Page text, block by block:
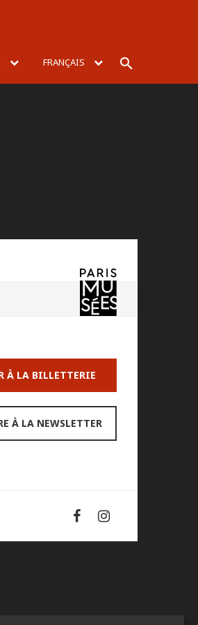
FRANÇAIS Rechercher
À LA BILLETTERIE
À LA NEWSLETTER
Partager
sur
Partager
sur